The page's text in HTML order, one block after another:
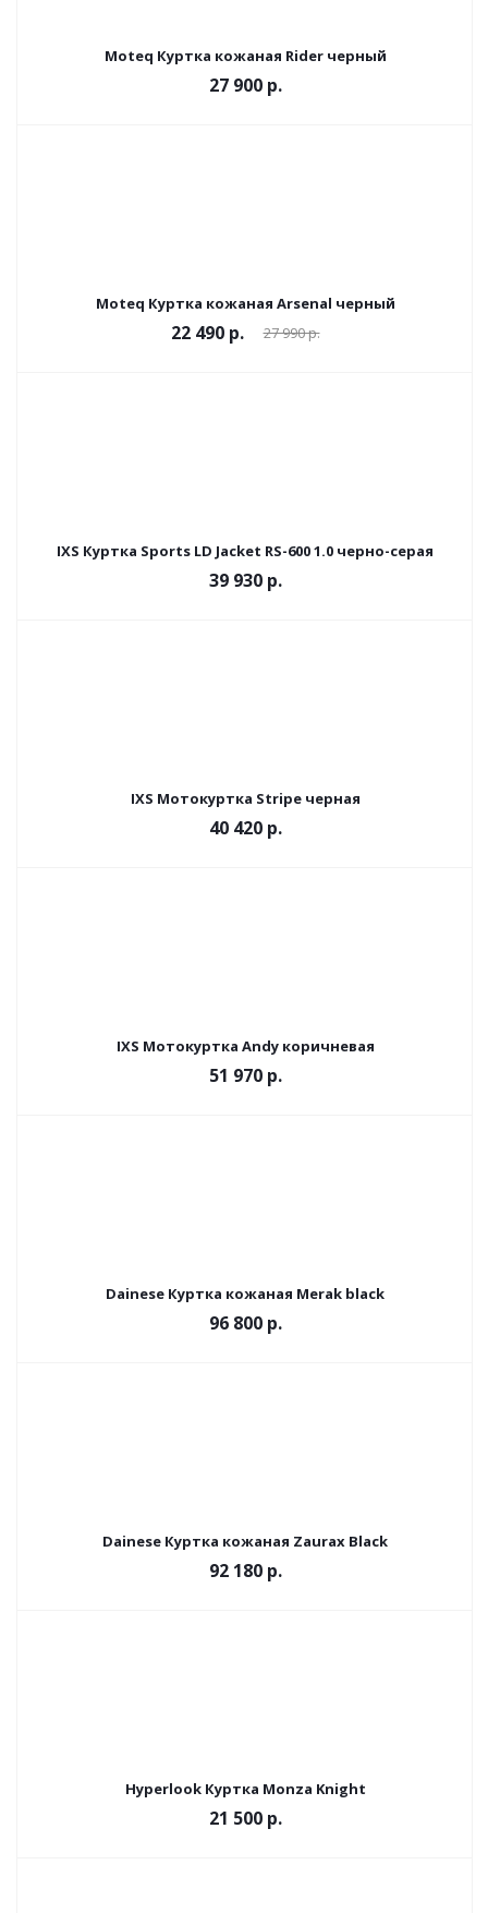
Moteq Куртка кожаная Rider черный
27 900 р.
Moteq Куртка кожаная Arsenal черный
22 490 р. 27 990 р.
IXS Куртка Sports LD Jacket RS-600 1.0 черно-серая
39 930 р.
IXS Мотокуртка Stripe черная
40 420 р.
IXS Мотокуртка Andy коричневая
51 970 р.
Dainese Куртка кожаная Merak black
96 800 р.
Dainese Куртка кожаная Zaurax Black
92 180 р.
Hyperlook Куртка Monza Knight
21 500 р.